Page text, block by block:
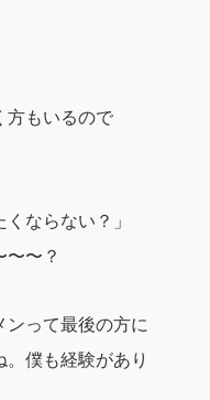
方もいるので
ならない？」
〜？
って最後の方に
僕も経験があり